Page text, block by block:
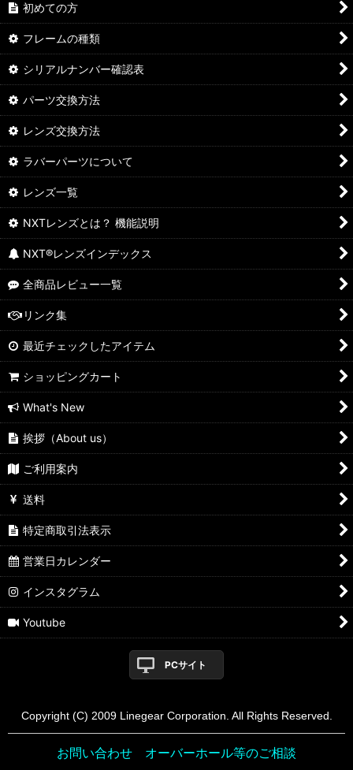
初めての方
フレームの種類
シリアルナンバー確認表
パーツ交換方法
レンズ交換方法
ラバーパーツについて
レンズ一覧
NXTレンズとは？ 機能説明
NXT®レンズインデックス
全商品レビュー一覧
リンク集
最近チェックしたアイテム
ショッピングカート
What's New
挨拶（About us）
ご利用案内
送料
特定商取引法表示
営業日カレンダー
インスタグラム
Youtube
PCサイト
Copyright (C) 2009 Linegear Corporation. All Rights Reserved.
お問い合わせ オーバーホール等のご相談